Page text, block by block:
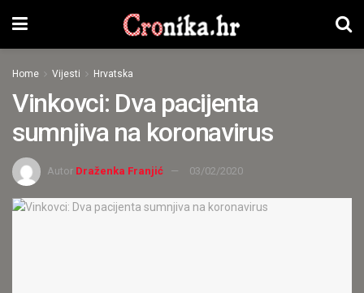
Home Vijesti Hrvatska
Vinkovci: Dva pacijenta
sumnjiva na koronavirus
Autor Draženka Franjić 03/02/2020